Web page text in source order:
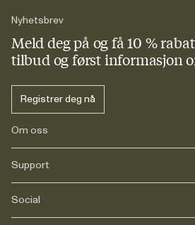
Nyhetsbrev
Meld deg på og få 10 %
tilbud og først informasjon
Registrer deg nå
Om oss
Vår historie
Karriere
Journals
Support
FAQs
Levering
Social